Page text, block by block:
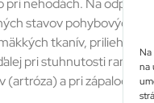
na
nehodách. Na
stavov pohybových
tkanív,
pri stuhnutosti
a pri zápaloch žíl.